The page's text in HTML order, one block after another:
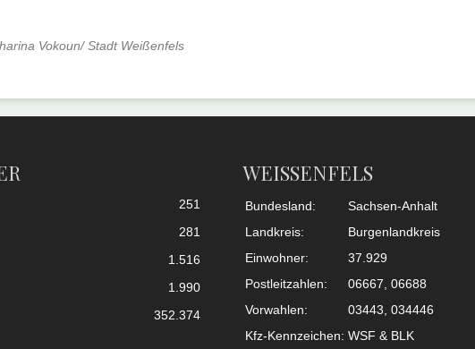
Vokoun/ Stadt Weißenfels
251
281
1.516
1.990
352.374
WEISSENFELS
Bundesland:
Sachsen-Anhalt
Landkreis:
Burgenlandkreis
Einwohner:
37.929
Postleitzahlen:
06667, 06688
Vorwahlen:
03443, 034446
Kfz-Kennzeichen: WSF & BLK